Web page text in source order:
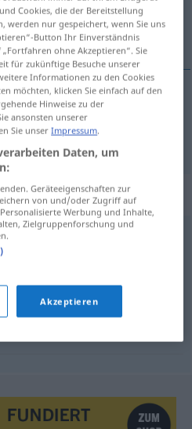
für "korv"
Cookies, die der Bereitstellung
werden nur gespeichert, wenn Sie uns
Button Ihr Einverständnis
ohne Akzeptieren“. Sie
für zukünftige Besuche unserer
Informationen zu den Cookies
möchten, klicken Sie einfach auf den
Hinweise zu der
ansonsten unserer
Sie unserImpressum.
Daten, um
Geräteeigenschaften zur
von und/oder Zugriff auf
Werbung und Inhalte,
Zielgruppenforschung und
Akzeptieren